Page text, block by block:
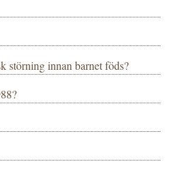
störning innan barnet föds?